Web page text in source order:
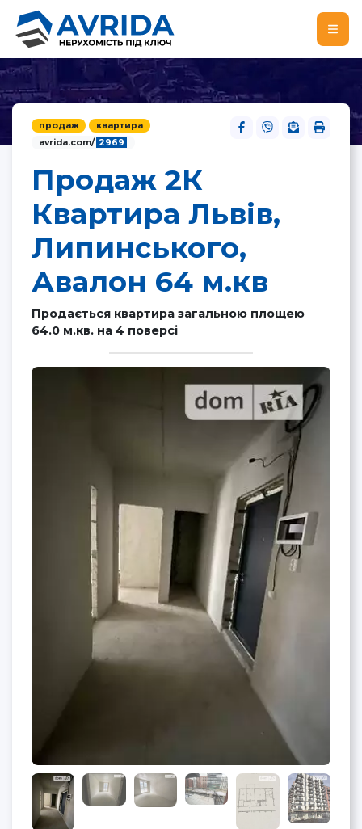
продаж
квартира
avrida.com/ 2969
Продаж 2К
Квартира Львів,
Липинського,
Авалон 64 м.кв
Продається квартира загальною площею
64.0 м.кв. на 4 поверсі